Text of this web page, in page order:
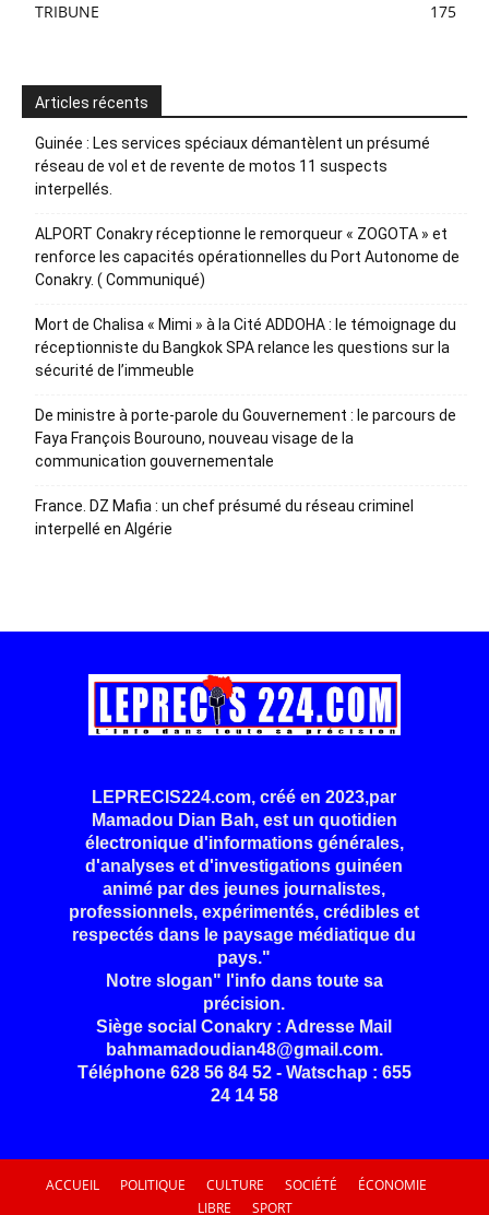
TRIBUNE
175
Articles récents
Guinée : Les services spéciaux démantèlent un présumé
réseau de vol et de revente de motos 11 suspects
interpellés.
ALPORT Conakry réceptionne le remorqueur « ZOGOTA » et
renforce les capacités opérationnelles du Port Autonome de
Conakry. ( Communiqué)
Mort de Chalisa « Mimi » à la Cité ADDOHA : le témoignage du
réceptionniste du Bangkok SPA relance les questions sur la
sécurité de l’immeuble
De ministre à porte-parole du Gouvernement : le parcours de
Faya François Bourouno, nouveau visage de la
communication gouvernementale
France. DZ Mafia : un chef présumé du réseau criminel
interpellé en Algérie
LEPRECIS224.com, créé en 2023,par
Mamadou Dian Bah, est un quotidien
électronique d'informations générales,
d'analyses et d'investigations guinéen
animé par des jeunes journalistes,
professionnels, expérimentés, crédibles et
respectés dans le paysage médiatique du
pays."
Notre slogan" l'info dans toute sa
précision.
Siège social Conakry : Adresse Mail
bahmamadoudian48@gmail.com.
Téléphone 628 56 84 52 - Watschap : 655
24 14 58
ACCUEIL POLITIQUE CULTURE SOCIÉTÉ
ÉCONOMIE
LIBRE
SPORT